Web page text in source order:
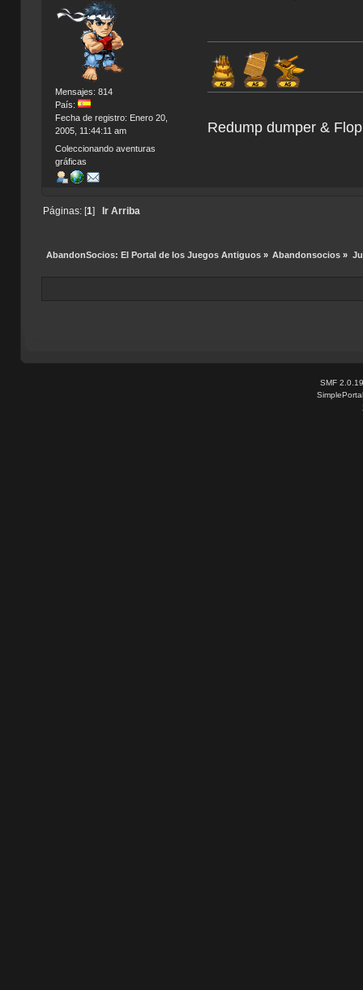
Mensajes: 814
País:
Fecha de registro: Enero 20,
2005, 11:44:11 am
Coleccionando aventuras
gráficas
Redump dumper &
Páginas: [1] Ir Arriba
AbandonSocios: El Portal de los Juegos Antiguos» Abandonsocios »
SMF 2.0.19